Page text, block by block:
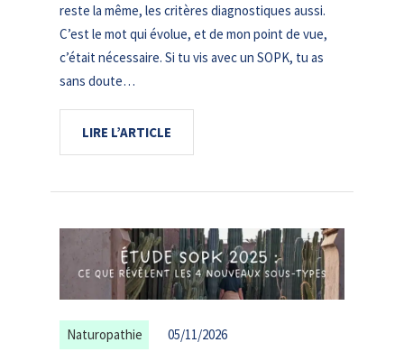
reste la même, les critères diagnostiques aussi.
C’est le mot qui évolue, et de mon point de vue,
c’était nécessaire. Si tu vis avec un SOPK, tu as
sans doute…
LIRE L’ARTICLE
Naturopathie 05/11/2026